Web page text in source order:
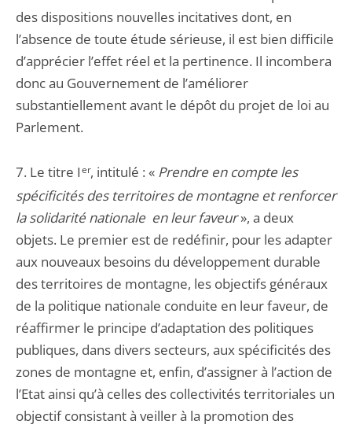
des dispositions nouvelles incitatives dont, en
l’absence de toute étude sérieuse, il est bien difficile
d’apprécier l’effet réel et la pertinence. Il incombera
donc au Gouvernement de l’améliorer
substantiellement avant le dépôt du projet de loi au
Parlement.
7. Le titre Ier, intitulé : « Prendre en compte les
spécificités des territoires de montagne et renforcer
la solidarité nationale en leur faveur», a deux
objets. Le premier est de redéfinir, pour les adapter
aux nouveaux besoins du développement durable
des territoires de montagne, les objectifs généraux
de la politique nationale conduite en leur faveur, de
réaffirmer le principe d’adaptation des politiques
publiques, dans divers secteurs, aux spécificités des
zones de montagne et, enfin, d’assigner à l’action de
l’Etat ainsi qu’à celles des collectivités territoriales un
objectif consistant à veiller à la promotion des